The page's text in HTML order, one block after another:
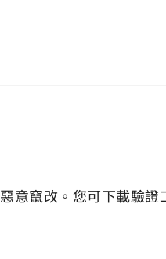
竄改。您可下載驗